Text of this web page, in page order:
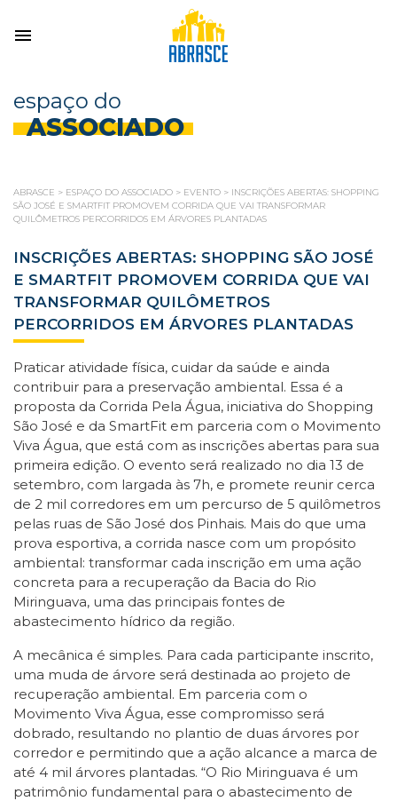
espaço do
ASSOCIADO
ABRASCE > ESPAÇO DO ASSOCIADO > EVENTO > INSCRIÇÕES ABERTAS: SHOPPING
SÃO JOSÉ E SMARTFIT PROMOVEM CORRIDA QUE VAI TRANSFORMAR
QUILÔMETROS PERCORRIDOS EM ÁRVORES PLANTADAS
INSCRIÇÕES ABERTAS: SHOPPING SÃO JOSÉ
E SMARTFIT PROMOVEM CORRIDA QUE VAI
TRANSFORMAR QUILÔMETROS
PERCORRIDOS EM ÁRVORES PLANTADAS
Praticar atividade física, cuidar da saúde e ainda
contribuir para a preservação ambiental. Essa é a
proposta da Corrida Pela Água, iniciativa do Shopping
São José e da SmartFit em parceria com o Movimento
Viva Água, que está com as inscrições abertas para sua
primeira edição. O evento será realizado no dia 13 de
setembro, com largada às 7h, e promete reunir cerca
de 2 mil corredores em um percurso de 5 quilômetros
pelas ruas de São José dos Pinhais. Mais do que uma
prova esportiva, a corrida nasce com um propósito
ambiental: transformar cada inscrição em uma ação
concreta para a recuperação da Bacia do Rio
Miringuava, uma das principais fontes de
abastecimento hídrico da região.
A mecânica é simples. Para cada participante inscrito,
uma muda de árvore será destinada ao projeto de
recuperação ambiental. Em parceria com o
Movimento Viva Água, esse compromisso será
dobrado, resultando no plantio de duas árvores por
corredor e permitindo que a ação alcance a marca de
até 4 mil árvores plantadas. “O Rio Miringuava é um
patrimônio fundamental para o abastecimento de